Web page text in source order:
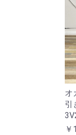
オ
引
￥